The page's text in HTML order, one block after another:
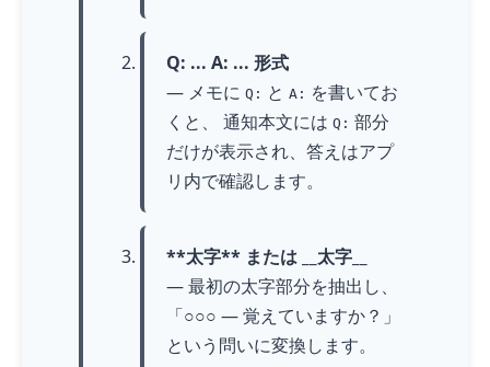
Q: ... A: ... 形式
— メモに Q: と A: を書いてお
くと、 通知本文には Q: 部分
だけが表示され、答えはアプ
リ内で確認します。
**太字** または __太字__
— 最初の太字部分を抽出し、
「○○○ — 覚えていますか？」
という問いに変換します。